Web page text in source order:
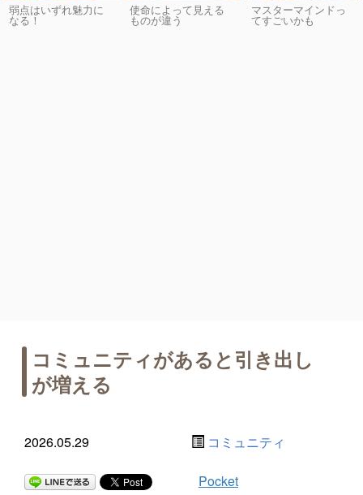
弱点はいずれ魅力に
なる！
使命によって見える
ものが違う
マスターマインドっ
てすごいかも
コミュニティがあると引き出し
が増える
2026.05.29 コミュニティ
Pocket